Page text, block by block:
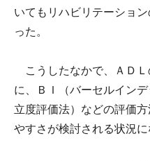
いてもリハビリテーショ
った。
こうしたなかで、ＡＤＬ
に、ＢＩ（バーセルイン
立度評価法）などの評価
やすさが検討される状況に